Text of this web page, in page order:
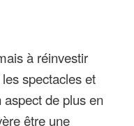
à réinvestir
spectacles et
de plus en
être une